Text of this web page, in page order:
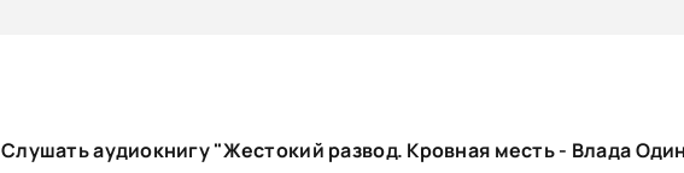
Слушать аудиокнигу "Жестокий развод. Кровная месть - Влада